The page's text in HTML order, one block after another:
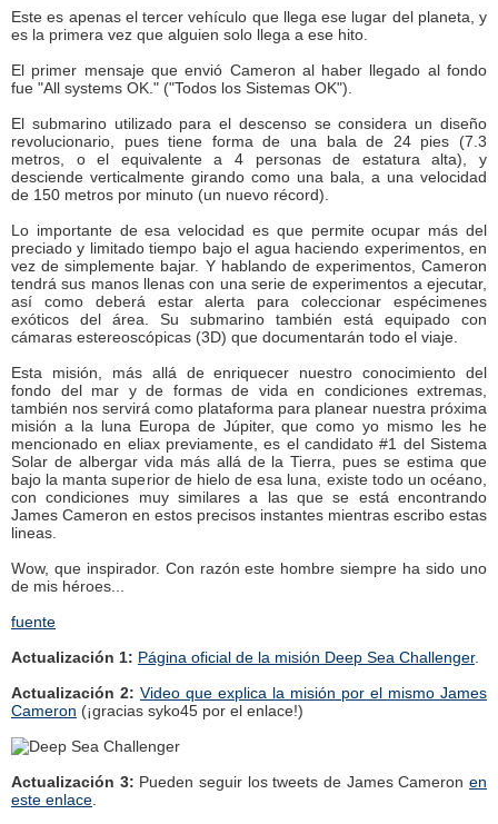
Este es apenas el tercer vehículo que llega ese lugar del planeta, y
es la primera vez que alguien solo llega a ese hito.
El primer mensaje que envió Cameron al haber llegado al fondo
fue "All systems OK." ("Todos los Sistemas OK").
El submarino utilizado para el descenso se considera un diseño
revolucionario, pues tiene forma de una bala de 24 pies (7.3
metros, o el equivalente a 4 personas de estatura alta), y
desciende verticalmente girando como una bala, a una velocidad
de 150 metros por minuto (un nuevo récord).
Lo importante de esa velocidad es que permite ocupar más del
preciado y limitado tiempo bajo el agua haciendo experimentos, en
vez de simplemente bajar. Y hablando de experimentos, Cameron
tendrá sus manos llenas con una serie de experimentos a ejecutar,
así como deberá estar alerta para coleccionar espécimenes
exóticos del área. Su submarino también está equipado con
cámaras estereoscópicas (3D) que documentarán todo el viaje.
Esta misión, más allá de enriquecer nuestro conocimiento del
fondo del mar y de formas de vida en condiciones extremas,
también nos servirá como plataforma para planear nuestra próxima
misión a la luna Europa de Júpiter, que como yo mismo les he
mencionado en eliax previamente, es el candidato #1 del Sistema
Solar de albergar vida más allá de la Tierra, pues se estima que
bajo la manta superior de hielo de esa luna, existe todo un océano,
con condiciones muy similares a las que se está encontrando
James Cameron en estos precisos instantes mientras escribo estas
lineas.
Wow, que inspirador. Con razón este hombre siempre ha sido uno
de mis héroes...
fuente
Actualización 1: Página oficial de la misión Deep Sea Challenger.
Actualización 2: Video que explica la misión por el mismo James
Cameron (¡gracias syko45 por el enlace!)
Actualización 3: Pueden seguir los tweets de James Cameronen
este enlace